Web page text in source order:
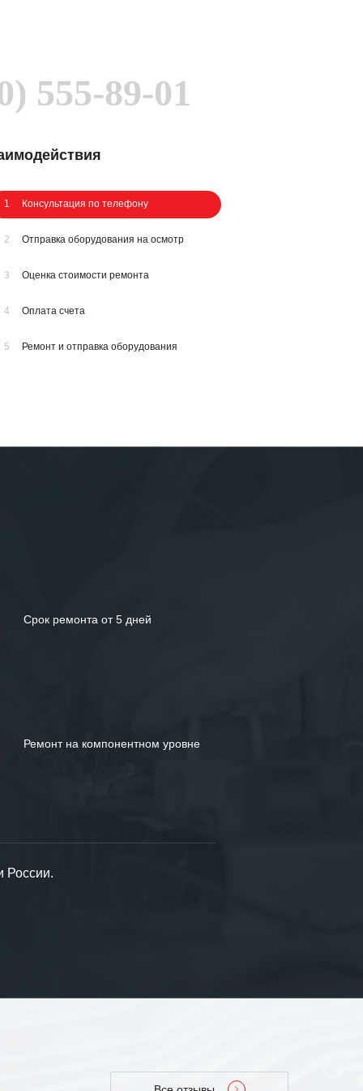
555-89-01
1 Консультация по телефону
2 Отправка оборудования на осмотр
3 Оценка стоимости ремонта
4 Оплата счета
5 Ремонт и отправка оборудования
Срок ремонта от 5 дней
Ремонт на компонентном уровне
России.